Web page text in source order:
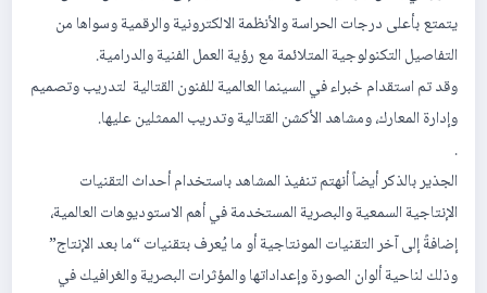
يتمتع بأعلى درجات الحراسة والأنظمة الالكترونية والرقمية وسواها من
التفاصيل التكنولوجية المتلائمة مع رؤية العمل الفنية والدرامية.
وقد تم استقدام خبراء في السينما العالمية للفنون القتالية لتدريب وتصميم
وإدارة المعارك، ومشاهد الأكشن القتالية وتدريب الممثلين عليها.
.
الجذير بالذكر أيضاً أنهتم تنفيذ المشاهد باستخدام أحداث التقنيات
الإنتاجية السمعية والبصرية المستخدمة في أهم الاستوديوهات العالمية،
إضافةً إلى آخر التقنيات المونتاجية أو ما يُعرف بتقنيات “ما بعد الإنتاج”
وذلك لناحية ألوان الصورة وإعداداتها والمؤثرات البصرية والغرافيك في